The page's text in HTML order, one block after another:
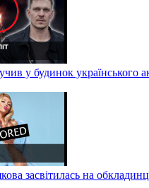
у будинок українського
засвітилась на